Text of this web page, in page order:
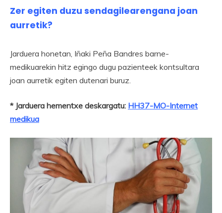
Zer egiten duzu sendagilearengana joan
aurretik?
Jarduera honetan, Iñaki Peña Bandres barne-
medikuarekin hitz egingo dugu pazienteek kontsultara
joan aurretik egiten dutenari buruz.
* Jarduera hementxe deskargatu: HH37-MO-Internet
medikua